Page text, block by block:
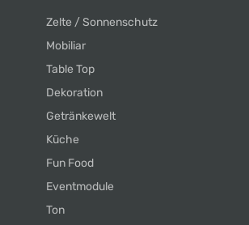
Zelte / Sonnenschutz
Mobiliar
Table Top
Dekoration
Getränkewelt
Küche
Fun Food
Eventmodule
Ton